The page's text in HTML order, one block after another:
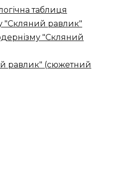
таблиця
"Скляний равлик"
"Скляний
равлик" (сюжетний